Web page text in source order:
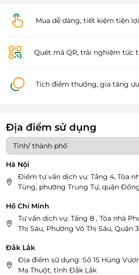
Mua dễ dàng, tiết kiệm tiện lợi
Quét mã QR, trải nghiệm tức
Tích điểm thưởng, gia tăng
Địa điểm sử dụng
Hà Nội
Điểm tư vấn dịch vụ: Tầng 4, Tòa
Tùng, phường Trung Tự, quận
Hồ Chí Minh
Tư vấn dịch vụ: Tầng 8 , Tòa nhà
Thị Sáu, Phường Võ Thị Sáu, Quận
Đắk Lắk
Địa điểm sử dụng: Số 15 Hùng
Ma Thuột, tỉnh Đắk Lắk